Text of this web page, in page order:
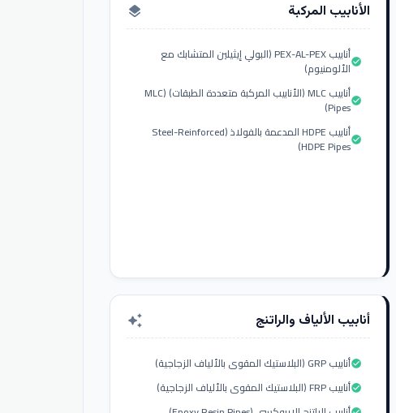
الأنابيب المركبة layers
أنابيب PEX-AL-PEX (البولي إيثيلين المتشابك مع
الألومنيوم)check_circle
أنابيب MLC (الأنابيب المركبة متعددة الطبقات) (MLC
Pipes)check_circle
أنابيب HDPE المدعمة بالفولاذ (Steel-Reinforced
HDPE Pipes)check_circle
أنابيب الألياف والراتنج auto_awesome
أنابيب GRP (البلاستيك المقوى بالألياف الزجاجية)check_circle
أنابيب FRP (البلاستيك المقوى بالألياف الزجاجية)check_circle